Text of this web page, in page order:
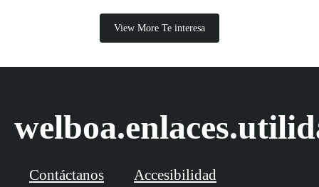
View More Te interesa
Contáctanos Accesibilidad